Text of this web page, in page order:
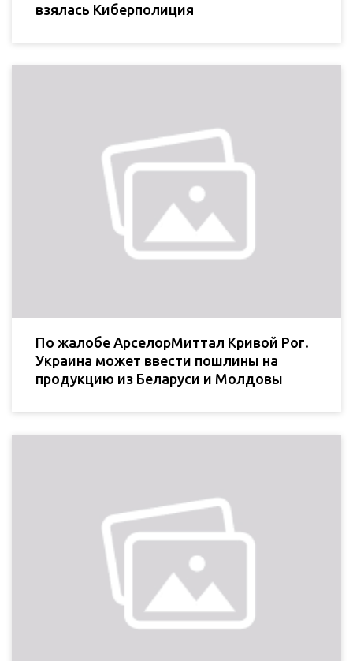
взялась Киберполиция
По жалобе АрселорМиттал Кривой Рог.
Украина может ввести пошлины на
продукцию из Беларуси и Молдовы